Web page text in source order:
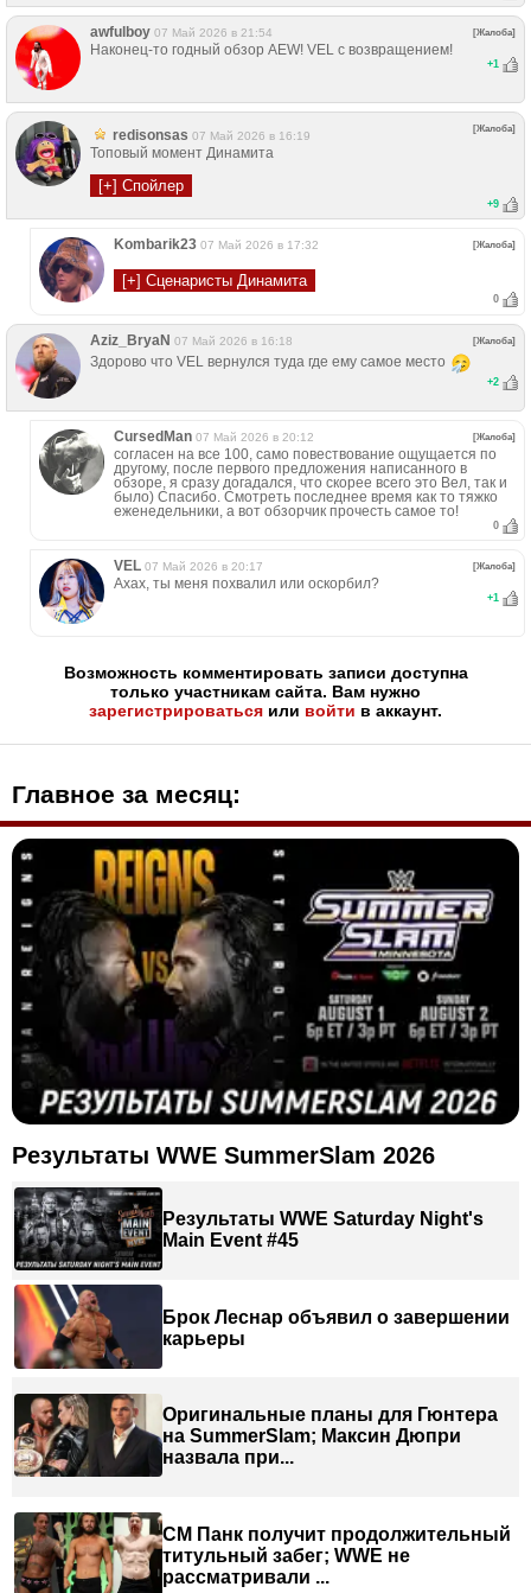
awfulboy 07 Май 2026 в 21:54 [Жалоба]
Наконец-то годный обзор AEW! VEL с возвращением!
+1
redisonsas 07 Май 2026 в 16:19
[Жалоба]
Топовый момент Динамита
+9
Kombarik23 07 Май 2026 в 17:32 [Жалоба]
0
Aziz_BryaN 07 Май 2026 в 16:18 [Жалоба]
Здорово что VEL вернулся туда где ему самое место
+2
CursedMan 07 Май 2026 в 20:12 [Жалоба]
согласен на все 100, само повествование ощущается по
другому, после первого предложения написанного в
обзоре, я сразу догадался, что скорее всего это Вел, так и
было) Спасибо. Смотреть последнее время как то тяжко
еженедельники, а вот обзорчик прочесть самое то!
0
VЕL 07 Май 2026 в 20:17 [Жалоба]
Ахах, ты меня похвалил или оскорбил?
+1
Возможность комментировать записи доступна
только участникам сайта. Вам нужно
зарегистрироваться или войти в аккаунт.
Главное за месяц:
Результаты WWE SummerSlam 2026
Результаты WWE Saturday Night's
Main Event #45
Брок Леснар объявил о завершении
карьеры
Оригинальные планы для Гюнтера
на SummerSlam; Максин Дюпри
назвала при...
СМ Панк получит продолжительный
титульный забег; WWE не
рассматривали ...